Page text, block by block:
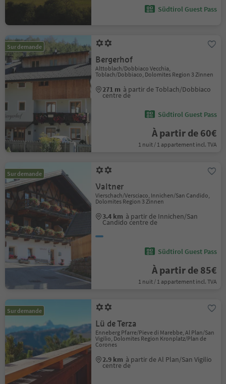
Südtirol Guest Pass
Sur demande
Bergerhof
Alttoblach/Dobbiaco Vecchia,
Toblach/Dobbiaco, Dolomites Region 3 Zinnen
271 m à partir de Toblach/Dobbiaco
centre de
Südtirol Guest Pass
À partir de 60€
1 nuit / 1 appartement incl. TVA
Sur demande
Valtner
Vierschach/Versciaco, Innichen/San Candido,
Dolomites Region 3 Zinnen
3.4 km à partir de Innichen/San
Candido centre de
Südtirol Guest Pass
À partir de 85€
1 nuit / 1 appartement incl. TVA
Sur demande
Lü de Terza
Enneberg Pfarre/Pieve di Marebbe, Al Plan/San
Vigilio, Dolomites Region Kronplatz/Plan de
Corones
2.9 km à partir de Al Plan/San Vigilio
centre de